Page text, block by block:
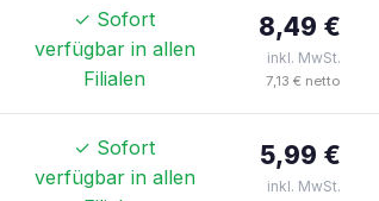
✓ Sofort
verfügbar in allen
Filialen
8,49 €
inkl. MwSt.
7,13 € netto
✓ Sofort
verfügbar in allen
5,99 €
inkl. MwSt.